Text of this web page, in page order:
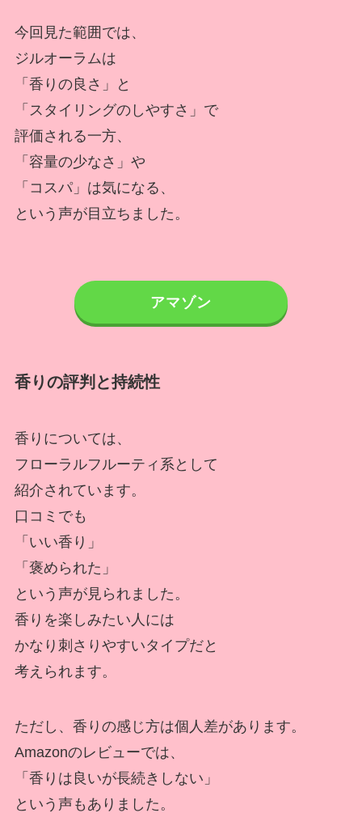
今回見た範囲では、
ジルオーラムは
「香りの良さ」と
「スタイリングのしやすさ」で
評価される一方、
「容量の少なさ」や
「コスパ」は気になる、
という声が目立ちました。
アマゾン
香りの評判と持続性
香りについては、
フローラルフルーティ系として
紹介されています。
口コミでも
「いい香り」
「褒められた」
という声が見られました。
香りを楽しみたい人には
かなり刺さりやすいタイプだと
考えられます。
ただし、香りの感じ方は個人差があります。
Amazonのレビューでは、
「香りは良いが長続きしない」
という声もありました。